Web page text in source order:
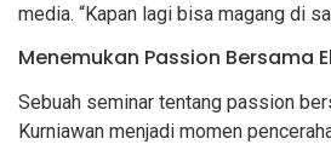
media. “Kapan lagi bisa magang di
Menemukan Passion Bersama
Sebuah seminar tentang passion
Kurniawan menjadi momen